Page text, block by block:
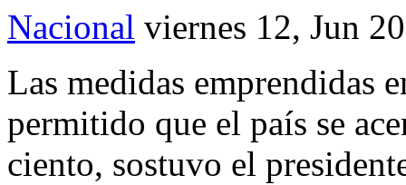
Nacional viernes 12, Jun
Las medidas emprendidas
permitido que el país se
ciento, sostuvo el